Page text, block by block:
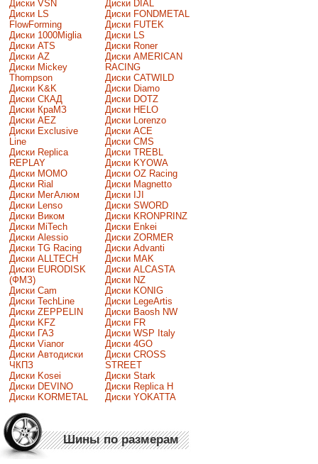
Диски VSN
Диски LS
FlowForming
Диски 1000Miglia
Диски ATS
Диски AZ
Диски Mickey
Thompson
Диски K&K
Диски СКАД
Диски КраМЗ
Диски AEZ
Диски Exclusive
Line
Диски Replica
REPLAY
Диски MOMO
Диски Rial
Диски МегАлюм
Диски Lenso
Диски Виком
Диски MiTech
Диски Alessio
Диски TG Racing
Диски ALLTECH
Диски EURODISK
(ФМЗ)
Диски Cam
Диски TechLine
Диски ZEPPELIN
Диски KFZ
Диски ГАЗ
Диски Vianor
Диски Автодиски
ЧКПЗ
Диски Kosei
Диски DEVINO
Диски KORMETAL
Диски DIAL
Диски FONDMETAL
Диски FUTEK
Диски LS
Диски Roner
Диски AMERICAN
RACING
Диски CATWILD
Диски Diamo
Диски DOTZ
Диски HELO
Диски Lorenzo
Диски ACE
Диски CMS
Диски TREBL
Диски KYOWA
Диски OZ Racing
Диски Magnetto
Диски IJI
Диски SWORD
Диски KRONPRINZ
Диски Enkei
Диски ZORMER
Диски Advanti
Диски MAK
Диски ALCASTA
Диски NZ
Диски KONIG
Диски LegeArtis
Диски Baosh NW
Диски FR
Диски WSP Italy
Диски 4GO
Диски CROSS
STREET
Диски Stark
Диски Replica H
Диски YOKATTA
Шины по размерам